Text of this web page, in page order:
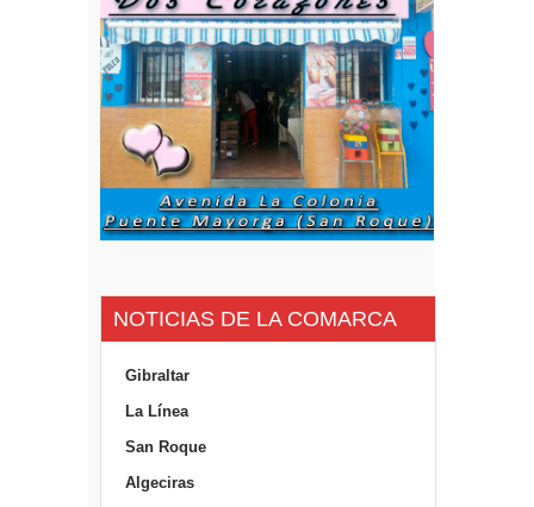
NOTICIAS DE LA COMARCA
Gibraltar
La Línea
San Roque
Algeciras